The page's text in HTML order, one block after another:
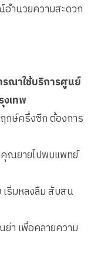
ำนวยความสะดวก
ณาใช้บริการศูนย์
เทพ
ษ์ครึ่งซีก ต้องการ
คุณยายไปพบแพทย์
ริ่มหลงลืม สับสน
เพื่อคลายความ